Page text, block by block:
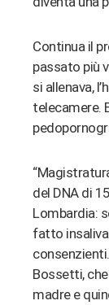
Continua il
passato più
si allenava,
telecamere.
del DNA di
Lombardia:
fatto
Bossetti,
madre e